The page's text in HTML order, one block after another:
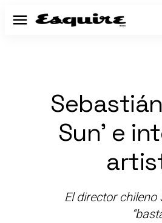
Menú
Sun’ e
El director chileno